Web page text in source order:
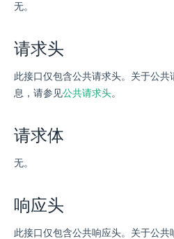
无。
请求头
此接口仅包含公共请求头。关于公共
息，请参见公共请求头。
请求体
无。
响应头
此接口仅包含公共响应头。关于公共